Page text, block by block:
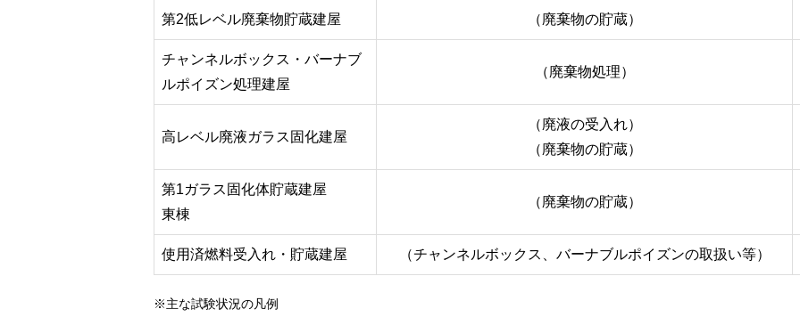
第2低レベル廃棄物貯蔵建屋 （廃棄物の貯蔵）
チャンネルボックス・バーナブ
ルポイズン処理建屋
（廃棄物処理）
高レベル廃液ガラス固化建屋
（廃液の受入れ）
（廃棄物の貯蔵）
第1ガラス固化体貯蔵建屋
東棟
（廃棄物の貯蔵）
使用済燃料受入れ・貯蔵建屋 （チャンネルボックス、バーナブルポイズンの取扱い等）
※主な試験状況の凡例